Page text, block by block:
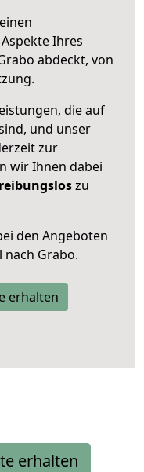
Ihres
abdeckt, von
die auf
und unser
zur
wir Ihnen dabei
zu
den Angeboten
Grabo.
erhalten
erhalten